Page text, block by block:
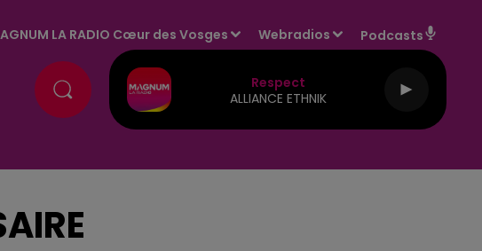
LA RADIO Cœur des Vosges Webradios Podcasts
Respect
ALLIANCE ETHNIK